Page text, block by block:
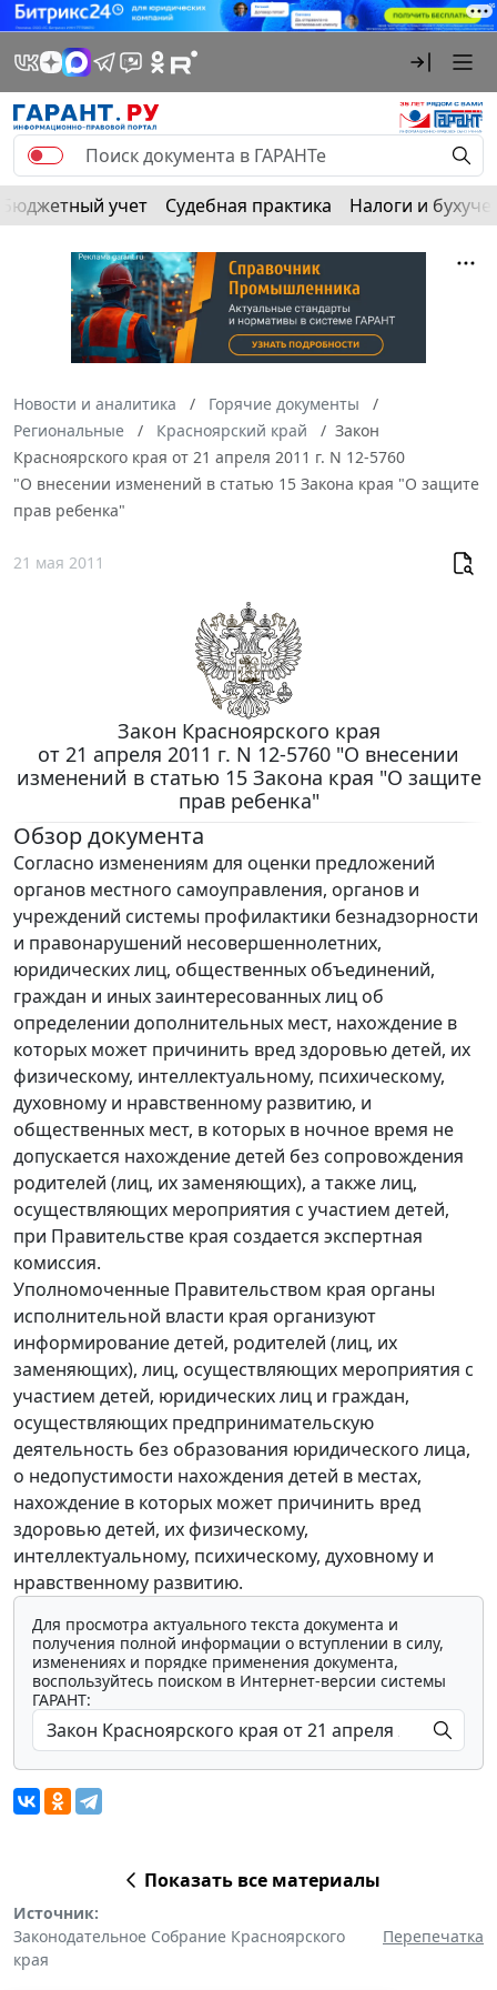
Бюджетный учет Судебная практика Налоги и
Новости и аналитика
Горячие документы
Региональные
Красноярский край
Закон
Красноярского края от 21 апреля 2011 г. N 12-5760
"О внесении изменений в статью 15 Закона края "О защите
прав ребенка"
21 мая 2011
Закон Красноярского края
от 21 апреля 2011 г. N 12-5760 "О внесении
изменений в статью 15 Закона края "О защите
прав ребенка"
Обзор документа
Согласно изменениям для оценки предложений
органов местного самоуправления, органов и
учреждений системы профилактики безнадзорности
и правонарушений несовершеннолетних,
юридических лиц, общественных объединений,
граждан и иных заинтересованных лиц об
определении дополнительных мест, нахождение в
которых может причинить вред здоровью детей, их
физическому, интеллектуальному, психическому,
духовному и нравственному развитию, и
общественных мест, в которых в ночное время не
допускается нахождение детей без сопровождения
родителей (лиц, их заменяющих), а также лиц,
осуществляющих мероприятия с участием детей,
при Правительстве края создается экспертная
комиссия.
Уполномоченные Правительством края органы
исполнительной власти края организуют
информирование детей, родителей (лиц, их
заменяющих), лиц, осуществляющих мероприятия с
участием детей, юридических лиц и граждан,
осуществляющих предпринимательскую
деятельность без образования юридического лица,
о недопустимости нахождения детей в местах,
нахождение в которых может причинить вред
здоровью детей, их физическому,
интеллектуальному, психическому, духовному и
нравственному развитию.
Для просмотра актуального текста документа и
получения полной информации о вступлении в силу,
изменениях и порядке применения документа,
воспользуйтесь поиском в Интернет-версии системы
ГАРАНТ:
Показать все материалы
Источник:
Законодательное Собрание Красноярского
края
Перепечатка